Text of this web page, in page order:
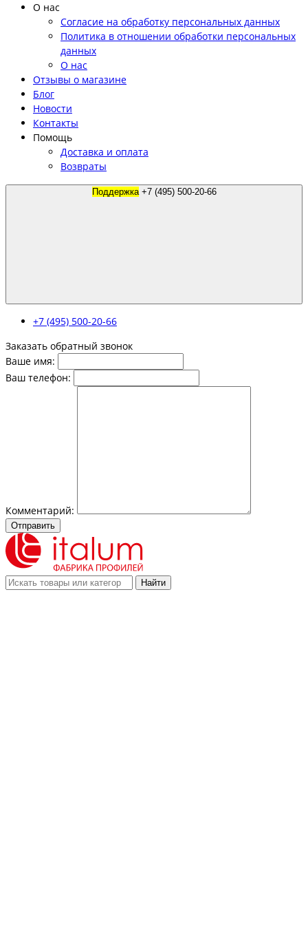
О нас
Согласие на обработку персональных данных
Политика в отношении обработки персональных
данных
О нас
Отзывы о магазине
Блог
Новости
Контакты
Помощь
Доставка и оплата
Возвраты
Поддержка +7 (495) 500-20-66
+7 (495) 500-20-66
Заказать обратный звонок
Ваше имя:
Ваш телефон:
Комментарий:
Отправить
Найти